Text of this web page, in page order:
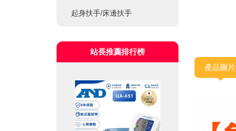
斜坡板
起身扶手/床邊扶手
站長推薦排行榜
產品圖片